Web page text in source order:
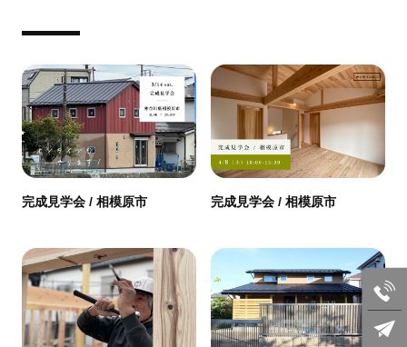
完成見学会 / 相模原市 完成見学会 / 相模原市